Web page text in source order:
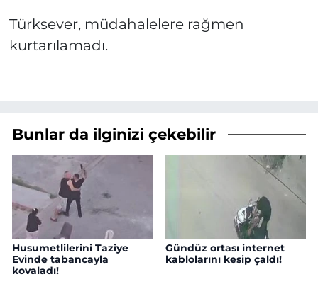
Türksever, müdahalelere rağmen
kurtarılamadı.
Bunlar da ilginizi çekebilir
Husumetlilerini Taziye
Evinde tabancayla
kovaladı!
Gündüz ortası internet
kablolarını kesip çaldı!